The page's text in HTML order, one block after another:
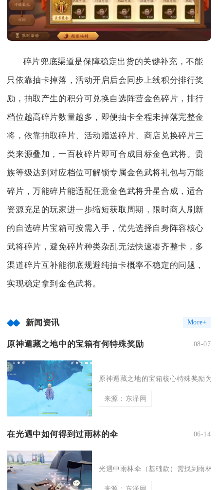
碎片兜底渠道是保障稳定出货的关键补充，不能
只依靠抽卡掉落，活动开启后会同步上线积分排行奖
励，抽取产生的积分可兑换自选阵营金色碎片，排行
档位越高碎片数量越多，即便抽卡全程未掉落完整金
将，依靠抽取碎片、活动赠送碎片、商店兑换碎片三
类来源叠加，一百枚碎片即可合成目标金色武将。贵
族等级达到对应档位可解锁专属金色武将礼包与万能
碎片，万能碎片能适配任意金色武将升星合成，适合
资源充足的玩家进一步缩短获取周期，限时商人刷新
的自选碎片宝箱可按需入手，优先选择自身阵容核心
武将碎片，避免碎片种类杂乱无法快速凑齐整卡，多
渠道碎片互补能彻底规避纯抽卡概率不稳定的问题，
实现稳定拿到金色武将。
新闻资讯 More+
原神遁藏之地中的宝箱有何特殊奖励 08-07
原神遁藏之地的宝箱核心特殊奖励为
来源：东泽网
在光遇中如何得到过雨林的伞 06-14
光遇中雨林伞（基础款）需找到雨林